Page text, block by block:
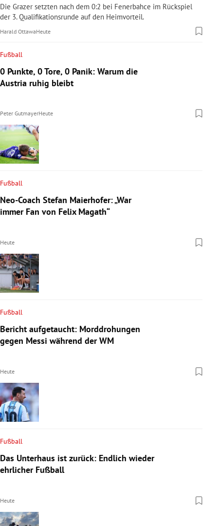
Die Grazer setzten nach dem 0:2 bei Fenerbahce im Rückspiel
der 3. Qualifikationsrunde auf den Heimvorteil.
Harald OttawaHeute
Fußball
0 Punkte, 0 Tore, 0 Panik: Warum die
Austria ruhig bleibt
Peter GutmayerHeute
Fußball
Neo-Coach Stefan Maierhofer: „War
immer Fan von Felix Magath“
Heute
Fußball
Bericht aufgetaucht: Morddrohungen
gegen Messi während der WM
Heute
Fußball
Das Unterhaus ist zurück: Endlich wieder
ehrlicher Fußball
Heute